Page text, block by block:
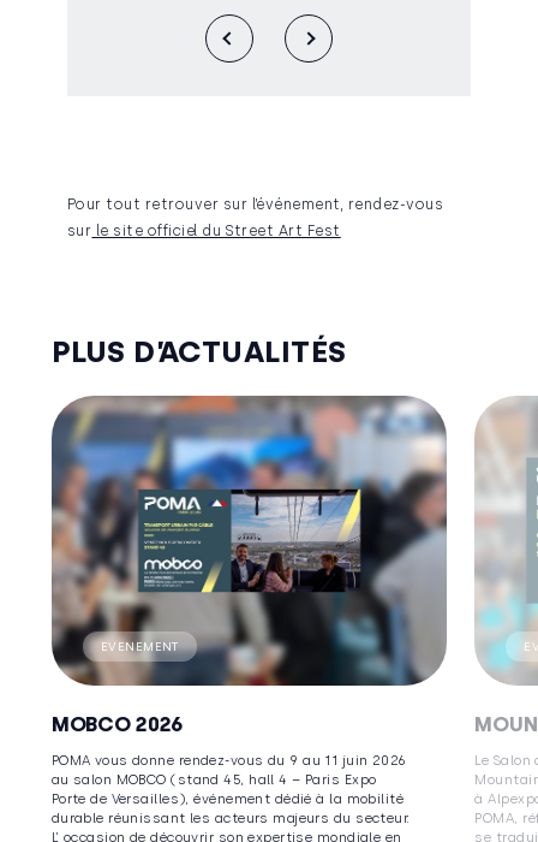
Pour tout retrouver sur l’événement, rendez-vous
sur le site officiel du Street Art Fest
PLUS D’ACTUALITÉS
EVENEMENT
MOBCO 2026
POMA vous donne rendez-vous du 9 au 11 juin 2026
au salon MOBCO (stand 45, hall 4 – Paris Expo
Porte de Versailles), événement dédié à la mobilité
durable réunissant les acteurs majeurs du secteur.
L’ occasion de découvrir son expertise mondiale en
Le
à
POMA,
se